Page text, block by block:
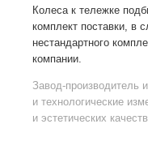
Колеса к тележке
комплект поставки, в
нестандартного
компании.
Завод-производитель
и технологические
и эстетических